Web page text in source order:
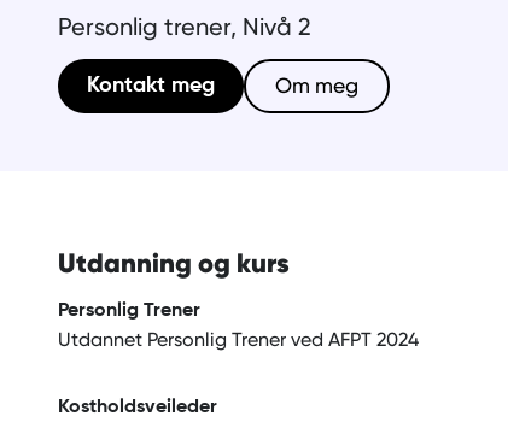
Personlig trener, Nivå 2
Kontakt meg Om meg
Utdanning og kurs
Personlig Trener
Utdannet Personlig Trener ved AFPT 2024
Kostholdsveileder